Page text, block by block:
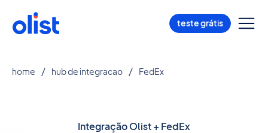
teste grátis
home hub de integracao FedEx
Integração Olist + FedEx